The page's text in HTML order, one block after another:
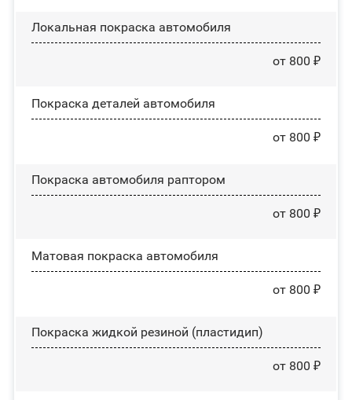
Локальная покраска автомобиля
от 800 ₽
Покраска деталей автомобиля
от 800 ₽
Покраска автомобиля раптором
от 800 ₽
Матовая покраска автомобиля
от 800 ₽
Покраска жидкой резиной (пластидип)
от 800 ₽